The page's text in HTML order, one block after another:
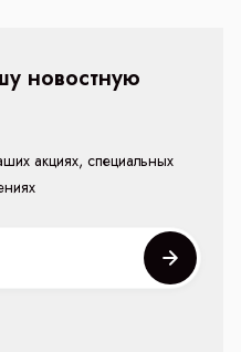
новостную
акциях, специальных